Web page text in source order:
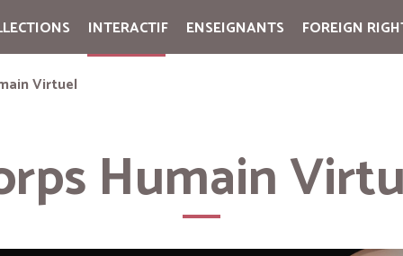
INTERACTIF ENSEIGNANTS FOREIGN
Virtuel
Humain